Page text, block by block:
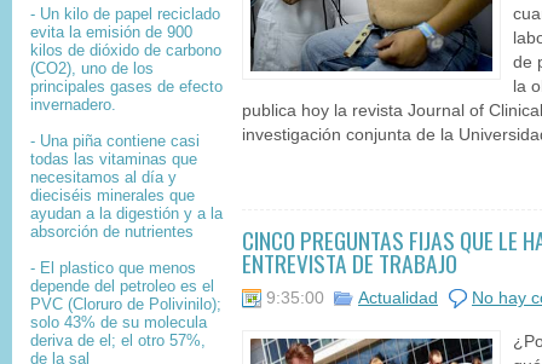
- Un kilo de papel reciclado
evita la emisión de 900
kilos de dióxido de carbono
(CO2), uno de los
principales gases de efecto
invernadero.
- Una piña contiene casi
todas las vitaminas que
necesitamos al día y
dieciséis minerales que
ayudan a la digestión y a la
absorción de nutrientes
- El plastico que menos
depende del petroleo es el
PVC (Cloruro de Polivinilo);
solo 43% de su molecula
deriva de el; el otro 57%,
de la sal
de
la
publica hoy la revista Journal of
investigación conjunta de la
CINCO PREGUNTAS FIJAS QUE LE
ENTREVISTA DE TRABAJO
9:35:00 Actualidad No hay